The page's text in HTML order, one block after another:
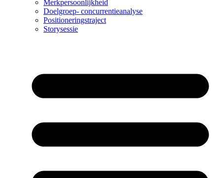
Merkpersoonlijkheid
Doelgroep- concurrentieanalyse
Positioneringstraject
Storysessie